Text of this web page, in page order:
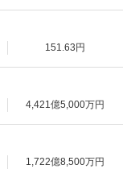
151.63円
4,421億5,000万円
1,722億8,500万円